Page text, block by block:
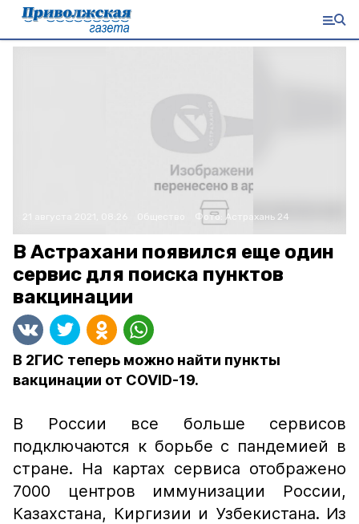
Фото: Астрахань 24
В Астрахани появился еще один
сервис для поиска пунктов
вакцинации
В 2ГИС теперь можно найти пункты
вакцинации от COVID-19.
В России все больше сервисов
подключаются к борьбе с пандемией в
стране. На картах сервиса отображено
7000 центров иммунизации России,
Казахстана, Киргизии и Узбекистана. Из